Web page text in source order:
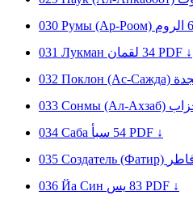
030 Pумы (Ар-Роом) الروم
031 Лукмaн لقمان 34 PDF ↓
032 Поклон (Ас-Сажда)
033 Сонмы (Ал-Ахзаб)
034 Caбa سبأ 54 PDF ↓
035 Создатель (Фатир)
036 Йa Cин يس 83 PDF ↓